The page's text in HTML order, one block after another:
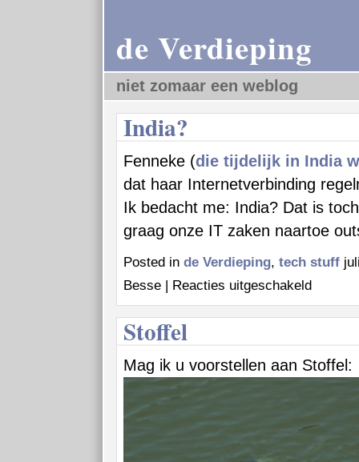
de Verdieping
niet zomaar een weblog
India?
Fenneke (die tijdelijk in India
dat haar Internetverbinding
Ik bedacht me: India? Dat is
graag onze IT zaken naartoe
Posted in de Verdieping, tech stuff
Besse | Reacties uitgeschakeldvoor
Stoffel
Mag ik u voorstellen aan Stoffel: